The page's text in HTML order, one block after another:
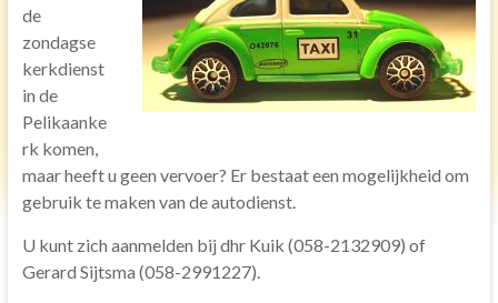
Orgel onderhoud
Toren uurwerk
Geschiedenis
Inrichting kerk
Verhuur
Diensten
Vervoer
Koffie na de dienst
de
zondagse
kerkdienst
in de
Pelikaanke
rk komen,
maar heeft u geen vervoer? Er bestaat een mogelijkheid om
gebruik te maken van de autodienst.
U kunt zich aanmelden bij dhr Kuik (058-2132909) of
Gerard Sijtsma (058-2991227).